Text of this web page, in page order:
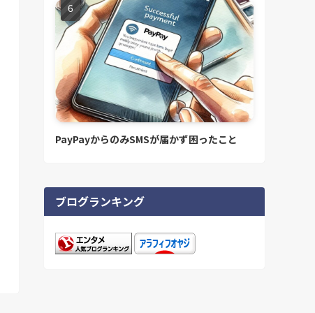
PayPayからのみSMSが届かず困ったこと
ブログランキング